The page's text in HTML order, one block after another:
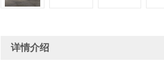
详情介绍